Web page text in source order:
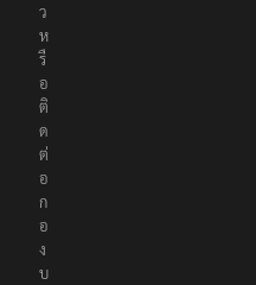
ว
ห
รื
อ
ติ
ด
ต่
อ
ก
อ
ง
บ